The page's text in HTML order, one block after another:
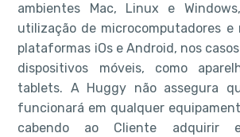
ambientes Mac, Linux e
utilização de microcomputadores e
plataformas iOs e Android, nos
dispositivos móveis, como
tablets. A Huggy não assegura
funcionará em qualquer
cabendo ao Cliente adquirir